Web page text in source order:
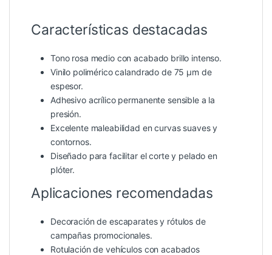
Características destacadas
Tono rosa medio con acabado brillo intenso.
Vinilo polimérico calandrado de 75 µm de
espesor.
Adhesivo acrílico permanente sensible a la
presión.
Excelente maleabilidad en curvas suaves y
contornos.
Diseñado para facilitar el corte y pelado en
plóter.
Aplicaciones recomendadas
Decoración de escaparates y rótulos de
campañas promocionales.
Rotulación de vehículos con acabados